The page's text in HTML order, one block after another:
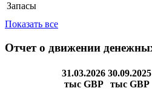
Запасы
Показать все
Отчет о движении
31.03.2026
тыс GBP
30.09.2025
тыс GBP